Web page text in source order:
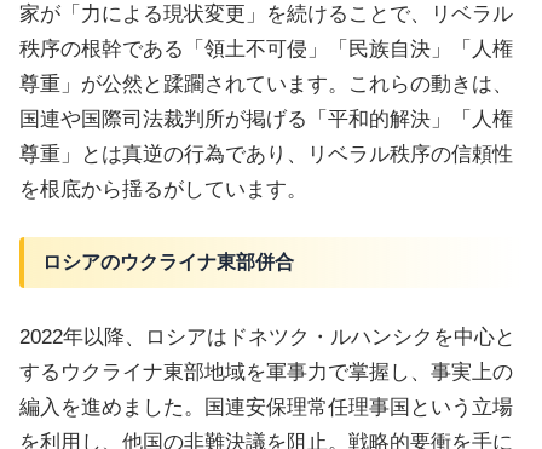
家が「力による現状変更」を続けることで、リベラル
秩序の根幹である「領土不可侵」「民族自決」「人権
尊重」が公然と蹂躙されています。これらの動きは、
国連や国際司法裁判所が掲げる「平和的解決」「人権
尊重」とは真逆の行為であり、リベラル秩序の信頼性
を根底から揺るがしています。
ロシアのウクライナ東部併合
2022年以降、ロシアはドネツク・ルハンシクを中心と
するウクライナ東部地域を軍事力で掌握し、事実上の
編入を進めました。国連安保理常任理事国という立場
を利用し、他国の非難決議を阻止。戦略的要衝を手に